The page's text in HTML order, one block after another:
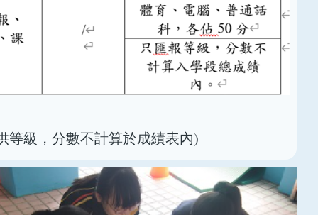
等級，分數不計算於成績表內)